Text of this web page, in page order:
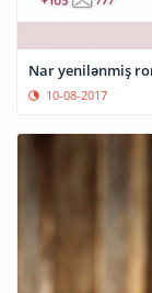
Nar yenilənmiş
10-08-2017